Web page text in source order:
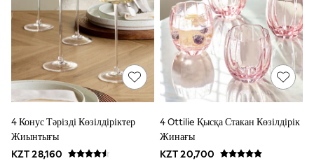
adidas
Black
Blue
White
Grey
Green
Red
Bags & Backpacks
Caps
Belts
Shop All
4 Конус Тәрізді Көзілдіріктер
Жиынтығы
KZT 28,160
4 Ottilie Қысқа Стакан Көзілдірік
Жинағы
KZT 20,700